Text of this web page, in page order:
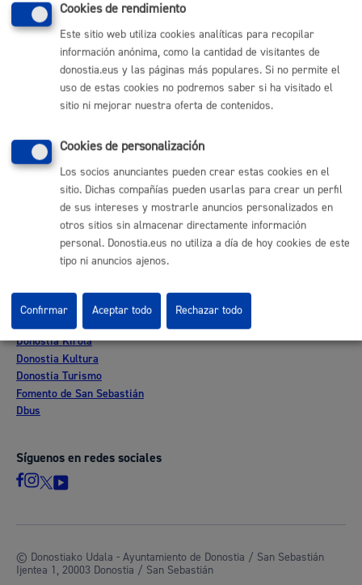
Sebastián
(gratuito desde Donostia / San Sebastián)
(+34) 943 481 000
Buzón de la ciudadanía
Informar de un error en la web
Enlaces útiles
Ofertas de empleo
Perfil del contratante
Sede electrónica
Mapas - GeoDonostia
Sala de prensa
Mapa web
Otras páginas web corporativas
Donostia Kirola
Donostia Kultura
Donostia Turismo
Fomento de San Sebastián
Dbus
Síguenos en redes sociales
© Donostiako Udala - Ayuntamiento de Donostia / San Sebastián
Ijentea 1, 20003 Donostia / San Sebastián
Cookies de rendimiento
Este sitio web utiliza cookies analíticas para recopilar
información anónima, como la cantidad de visitantes de
donostia.eus y las páginas más populares. Si no permite el
uso de estas cookies no podremos saber si ha visitado el
sitio ni mejorar nuestra oferta de contenidos.
Cookies de personalización
Los socios anunciantes pueden crear estas cookies en el
sitio. Dichas compañías pueden usarlas para crear un perfil
de sus intereses y mostrarle anuncios personalizados en
otros sitios sin almacenar directamente información
personal. Donostia.eus no utiliza a día de hoy cookies de este
tipo ni anuncios ajenos.
Rechazar todo
Confirmar Aceptar todo